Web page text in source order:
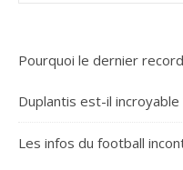
Pourquoi le dernier
Duplantis est-il incroyable
Les infos du football